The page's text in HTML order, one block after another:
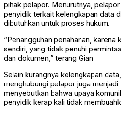
pihak pelapor. Menurutnya,
penyidik terkait kelengkapan data
dibutuhkan untuk proses hukum.
“Penangguhan penahanan, karena
sendiri, yang tidak penuhi
dan dokumen,” terang Gian.
Selain kurangnya kelengkapan
menghubungi pelapor juga menjadi
menyebutkan bahwa upaya
penyidik kerap kali tidak